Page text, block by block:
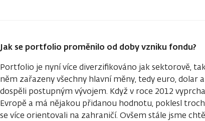
Jak se portfolio proměnilo od doby vzniku fondu?
Portfolio je nyní více diverzifikováno jak sektorově,
něm zařazeny všechny hlavní měny, tedy euro, dolar
dospěli postupným vývojem. Když v roce 2012
Evropě a má nějakou přidanou hodnotu, poklesl
se více orientovali na zahraničí. Ovšem stále jsme